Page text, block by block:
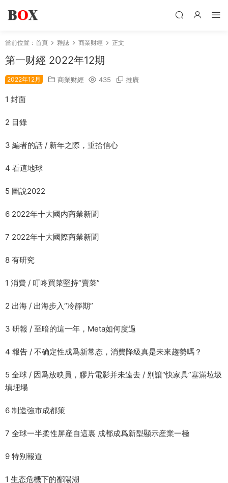
當前位置： 首頁 雜誌 商業财經 正文
第一财經 2022年12期
2022年12月 商業财經 435 推廣
1 封面
2 目錄
3 編者的話 / 新年之際，重拾信心
4 看這地球
5 圖說2022
6 2022年十大國内商業新聞
7 2022年十大國際商業新聞
8 有研究
1 消費 / 叮咚買菜堅持“賣菜”
2 出海 / 出海步入“冷靜期”
3 研報 / 至暗的這一年，Meta如何度過
4 報告 / 不确定性成爲新常态，消費降級真是未來趨勢嗎？
5 全球 / 因爲放映員，膠片電影并未遠去 / 别讓“快家具”塞滿垃圾
填埋場
6 制造強市成都策
7 全球一半柔性屏産自這裏 成都成爲新型顯示産業一極
9 特别報道
1 生态危機下的鄱陽湖